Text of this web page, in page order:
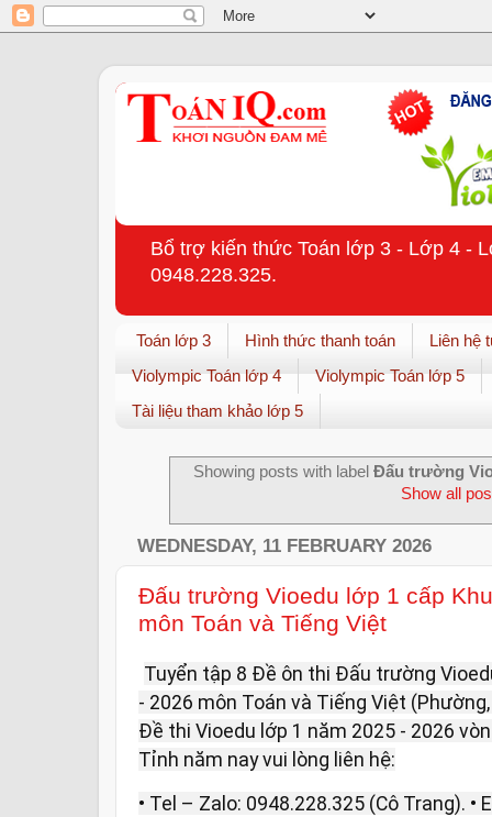
Bổ trợ kiến thức Toán lớp 3 - Lớp 4 -
0948.228.325.
Toán lớp 3 Hình thức thanh toán
Liên hệ
Violympic Toán lớp 4
Violympic Toán lớp 5
Tài liệu tham khảo lớp 5
Showing posts with label Đấu trường
Show all
WEDNESDAY, 11 FEBRUARY 2026
Đấu trường Vioedu lớp 1 cấp
môn Toán và Tiếng Việt
Tuyển tập 8 Đề ôn thi Đấu trường
- 2026 môn Toán và Tiếng Việt
Đề thi Vioedu lớp 1 năm 2025 - 2026
Tỉnh năm nay vui lòng liên hệ:
• Tel – Zalo: 0948.228.325 (Cô Trang). •